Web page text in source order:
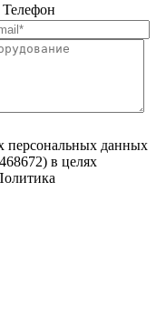
Телефон
персональных данных
в целях